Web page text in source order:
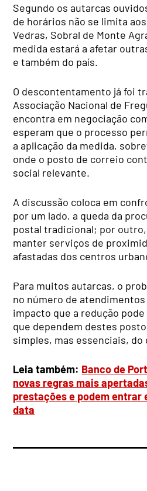
Segundo os autarcas
de horários não se limita
Vedras, Sobral de Monte
medida estará a afetar
e também do país.
O descontentamento já foi
Associação Nacional de
encontra em negociação
esperam que o processo
a aplicação da medida,
onde o posto de correio
social relevante.
A discussão coloca em
por um lado, a queda da
postal tradicional; por
manter serviços de
afastadas dos centros
Para muitos autarcas, o
no número de
impacto que a redução
que dependem destes
simples, mas essenciais,
Leia também: Banco de
novas regras mais
prestações e podem entrar
data